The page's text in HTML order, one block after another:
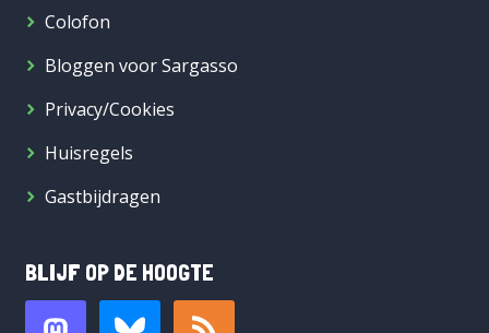
Colofon
Bloggen voor Sargasso
Privacy/Cookies
Huisregels
Gastbijdragen
BLIJF OP DE HOOGTE